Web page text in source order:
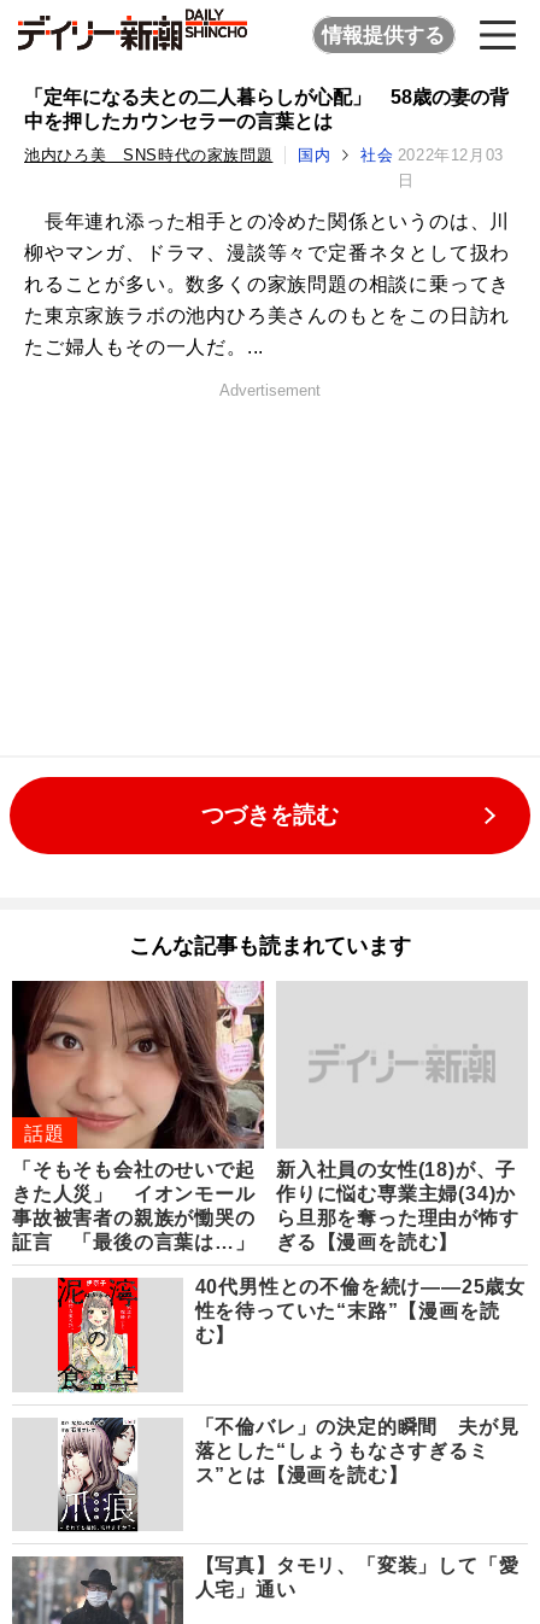
情報提供する
「定年になる夫との二人暮らしが心配」 58歳の妻の背
中を押したカウンセラーの言葉とは
池内ひろ美 SNS時代の家族問題 国内 社会 2022年12月03
日
長年連れ添った相手との冷めた関係というのは、川
柳やマンガ、ドラマ、漫談等々で定番ネタとして扱わ
れることが多い。数多くの家族問題の相談に乗ってき
た東京家族ラボの池内ひろ美さんのもとをこの日訪れ
たご婦人もその一人だ。...
Advertisement
つづきを読む
こんな記事も読まれています
話題
「そもそも会社のせいで起
きた人災」 イオンモール
事故被害者の親族が慟哭の
証言 「最後の言葉は…」
新入社員の女性(18)が、子
作りに悩む専業主婦(34)か
ら旦那を奪った理由が怖す
ぎる【漫画を読む】
40代男性との不倫を続け――25歳女
性を待っていた“末路”【漫画を読
む】
「不倫バレ」の決定的瞬間 夫が見
落とした“しょうもなさすぎるミ
ス”とは【漫画を読む】
【写真】タモリ、「変装」して「愛
人宅」通い